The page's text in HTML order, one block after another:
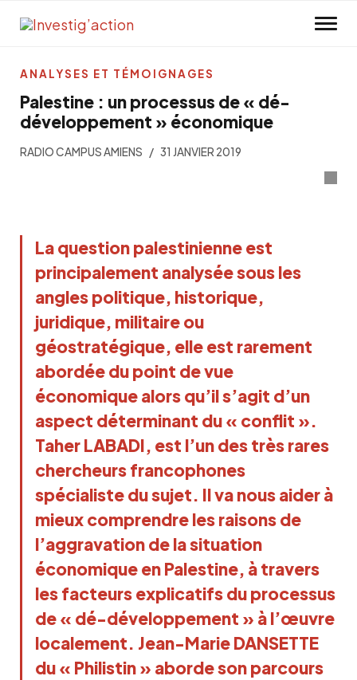
Palestine : un processus de « dé-
développement » économique
RADIO CAMPUS AMIENS 31 JANVIER 2019
La question palestinienne est
principalement analysée sous les
angles politique, historique,
juridique, militaire ou
géostratégique, elle est rarement
abordée du point de vue
économique alors qu’il s’agit d’un
aspect déterminant du « conflit ».
Taher LABADI, est l’un des très rares
chercheurs francophones
spécialiste du sujet. Il va nous aider à
mieux comprendre les raisons de
l’aggravation de la situation
économique en Palestine, à travers
les facteurs explicatifs du processus
de « dé-développement » à l’œuvre
localement. Jean-Marie DANSETTE
du « Philistin » aborde son parcours
ANALYSES ET TÉMOIGNAGES